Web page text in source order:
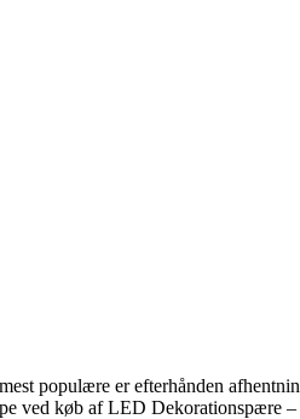
populære er efterhånden
ved køb af LED Dekorationspære –